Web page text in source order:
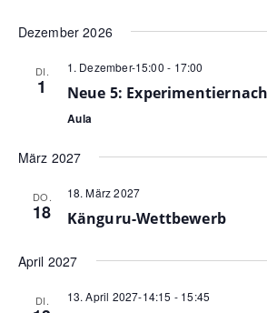
Dezember 2026
DI.
1
1. Dezember-15:00 - 17:00
Neue 5:
Aula
März 2027
DO.
18
18. März 2027
Känguru-Wettbewerb
April 2027
DI. 13. April 2027-14:15 - 15:45